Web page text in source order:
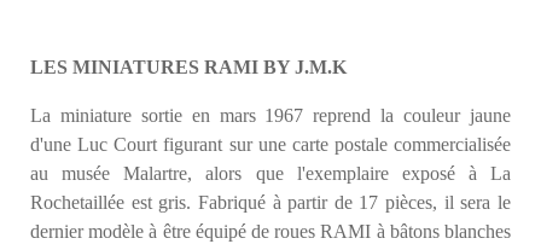
LES MINIATURES RAMI BY J.M.K
La miniature sortie en mars 1967 reprend la couleur jaune
d'une Luc Court figurant sur une carte postale commercialisée
au musée Malartre, alors que l'exemplaire exposé à La
Rochetaillée est gris. Fabriqué à partir de 17 pièces, il sera le
dernier modèle à être équipé de roues RAMI à bâtons blanches